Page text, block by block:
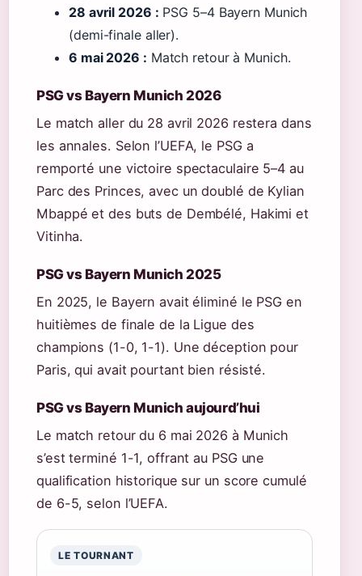
28 avril 2026 : PSG 5–4 Bayern Munich
(demi-finale aller).
6 mai 2026 : Match retour à Munich.
PSG vs Bayern Munich 2026
Le match aller du 28 avril 2026 restera dans
les annales. Selon l’UEFA, le PSG a
remporté une victoire spectaculaire 5–4 au
Parc des Princes, avec un doublé de Kylian
Mbappé et des buts de Dembélé, Hakimi et
Vitinha.
PSG vs Bayern Munich 2025
En 2025, le Bayern avait éliminé le PSG en
huitièmes de finale de la Ligue des
champions (1-0, 1-1). Une déception pour
Paris, qui avait pourtant bien résisté.
PSG vs Bayern Munich aujourd’hui
Le match retour du 6 mai 2026 à Munich
s’est terminé 1-1, offrant au PSG une
qualification historique sur un score cumulé
de 6-5, selon l’UEFA.
LE TOURNANT